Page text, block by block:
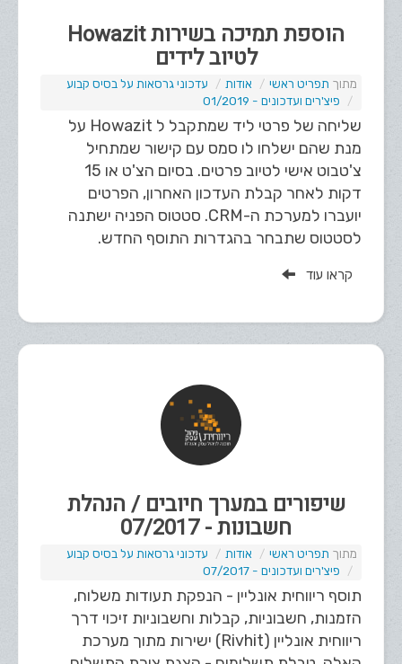
הוספת תמיכה בשירות Howazit
לטיוב לידים
תפריט ראשי אודות
עדכוני גרסאות על בסיס קבוע
פיצ'רים ועדכונים - 01/2019
שליחה של פרטי ליד שמתקבל ל Howazit על
מנת שהם ישלחו לו סמס עם קישור שמתחיל
צ'טבוט אישי לטיוב פרטים. בסיום הצ'ט או 15
דקות לאחר קבלת העדכון האחרון, הפרטים
יועברו למערכת ה-CRM. סטטוס הפניה ישתנה
לסטטוס שתבחר בהגדרות התוסף החדש.
קראו עוד
שיפורים במערך חיובים / הנהלת
חשבונות - 07/2017
תפריט ראשי אודות
עדכוני גרסאות על בסיס קבוע
פיצ'רים ועדכונים - 07/2017
תוסף ריווחית אונליין - הנפקת תעודות משלוח,
הזמנות, חשבוניות, קבלות וחשבוניות זיכוי דרך
ריווחית אונליין (Rivhit) ישירות מתוך מערכת